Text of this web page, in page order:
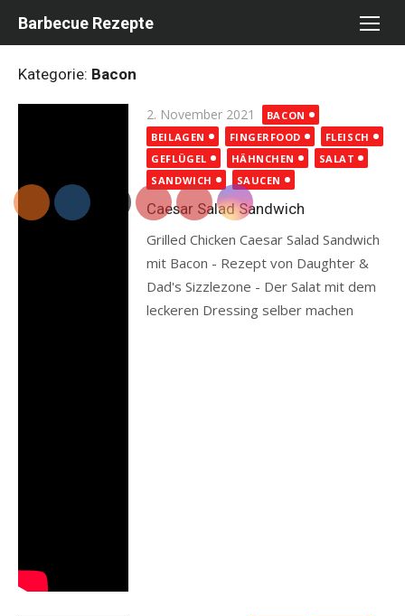
Barbecue Rezepte
Kategorie: Bacon
Posted
on
2. November 2021
BACON
BEILAGEN
FINGERFOOD
FLEISCH
GEFLÜGEL
HÄHNCHEN
SALAT
SANDWICH
SAUCEN
Caesar Salad Sandwich
Grilled Chicken Caesar Salad Sandwich
mit Bacon - Rezept von Daughter &
Dad's Sizzlezone - Der Salat mit dem
leckeren Dressing selber machen